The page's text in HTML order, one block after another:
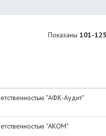
Показаны 101-125
"АФК-Аудит"
"АКОМ"